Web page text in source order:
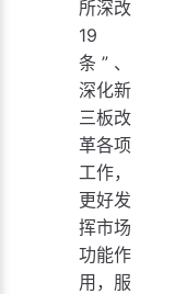
所深改
19
条”、
深化新
三板改
革各项
工作，
更好发
挥市场
功能作
用，服